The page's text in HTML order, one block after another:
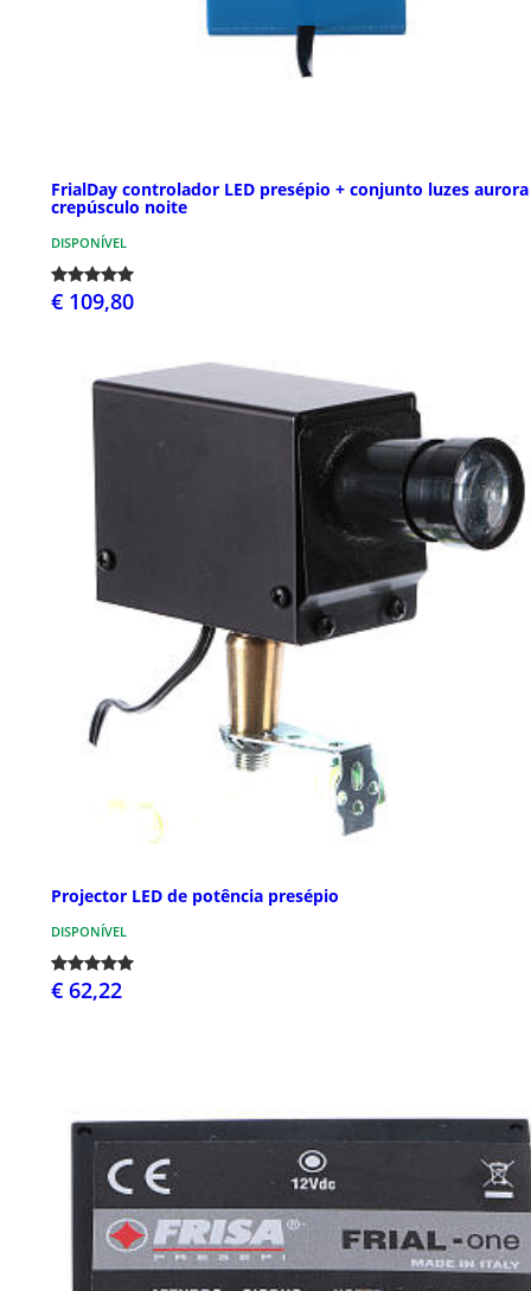
FrialDay controlador LED presépio + conjunto luzes
crepúsculo noite
DISPONÍVEL
€ 109,80
Projector LED de potência presépio
DISPONÍVEL
€ 62,22